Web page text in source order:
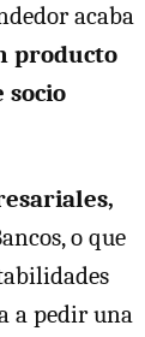
acaba
producto
socio
o que
a pedir una